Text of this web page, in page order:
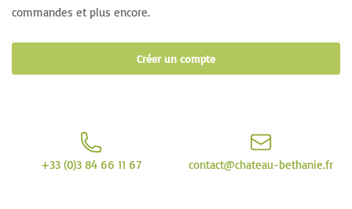
commandes et plus encore.
Créer un compte
+33 (0)3 84 66 11 67 contact@chateau-bethanie.fr